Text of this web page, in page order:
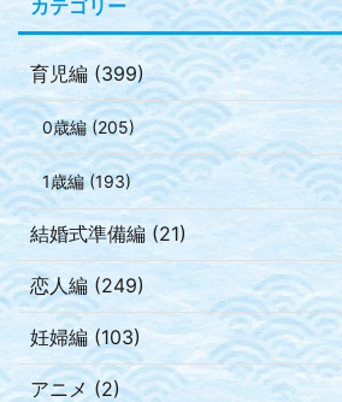
カテゴリー
育児編 (399)
0歳編 (205)
1歳編 (193)
結婚式準備編 (21)
恋人編 (249)
妊婦編 (103)
アニメ (2)